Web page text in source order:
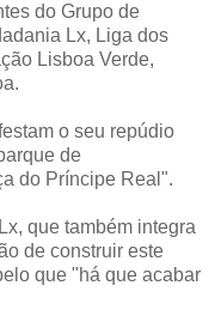
do Grupo de
Lx, Liga dos
Lisboa Verde,
o seu repúdio
de
do Príncipe Real".
que também integra
de construir este
que "há que acabar